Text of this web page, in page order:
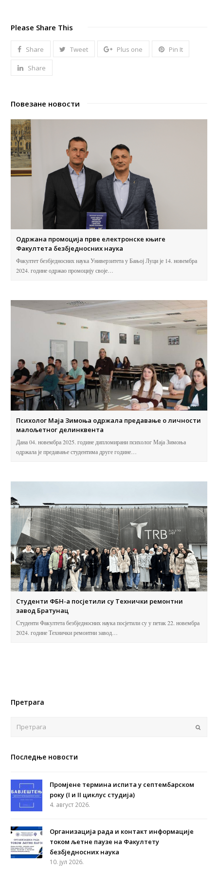
Please Share This
Share Tweet Plus one Pin It
Share
Повезане новости
Одржана промоција прве електронске књиге
Факултета безбједносних наука
Факултет безбједносних наука Универзитета у Бањој Луци је 14. новембра
2024. године одржао промоцију своје…
Психолог Маја Зимоња одржала предавање о личности
малољетног делинквента
Дана 04. новембра 2025. године дипломирани психолог Маја Зимоња
одржала је предавање студентима друге године…
Студенти ФБН-а посјетили су Технички ремонтни
завод Братунац
Студенти Факултета безбједносних наука посјетили су у петак 22. новембра
2024. године Технички ремонтни завод…
Претрага
Последње новости
Промјене термина испита у септембарском
року (I и II циклус студија)
4. август 2026.
Организација рада и контакт информације
током љетне паузе на Факултету
безбједносних наука
10. јул 2026.